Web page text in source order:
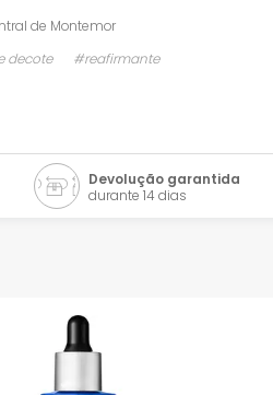
de Montemor
decote #reafirmante
Devolução garantida
durante 14 dias